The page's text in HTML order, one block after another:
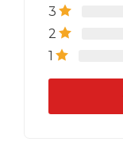
3
2
1